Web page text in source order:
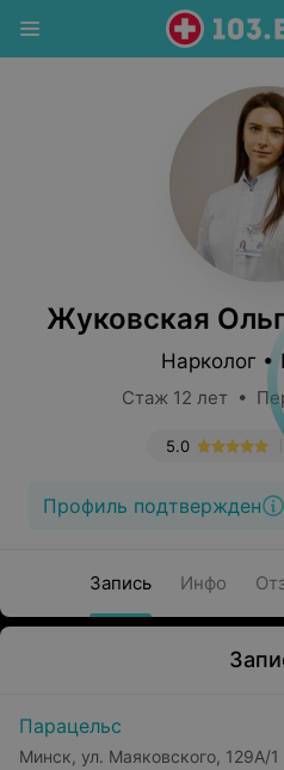
Жуковская
Нарколог •
Стаж 12 лет •
5.0
Профиль подтвержден
Запись Инфо
Парацельс
Минск, ул. Маяковского, 129А/1